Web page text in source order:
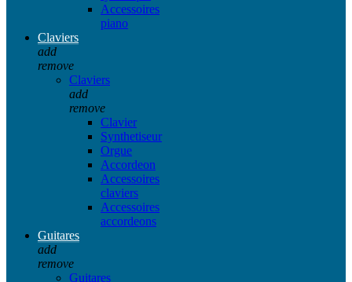
Accessoires
piano
Claviers
add
remove
Claviers
add
remove
Clavier
Synthetiseur
Orgue
Accordeon
Accessoires
claviers
Accessoires
accordeons
Guitares
add
remove
Guitares